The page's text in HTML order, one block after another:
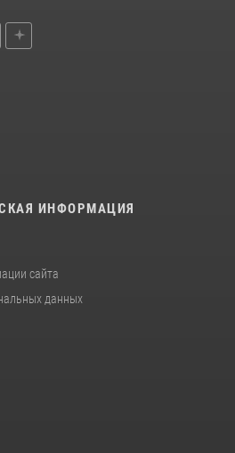
ИНФОРМАЦИЯ
сайта
данных